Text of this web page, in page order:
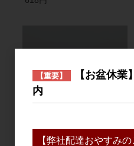
日本酒
【重要】
【お盆休
内
【弊社配達おやすみの